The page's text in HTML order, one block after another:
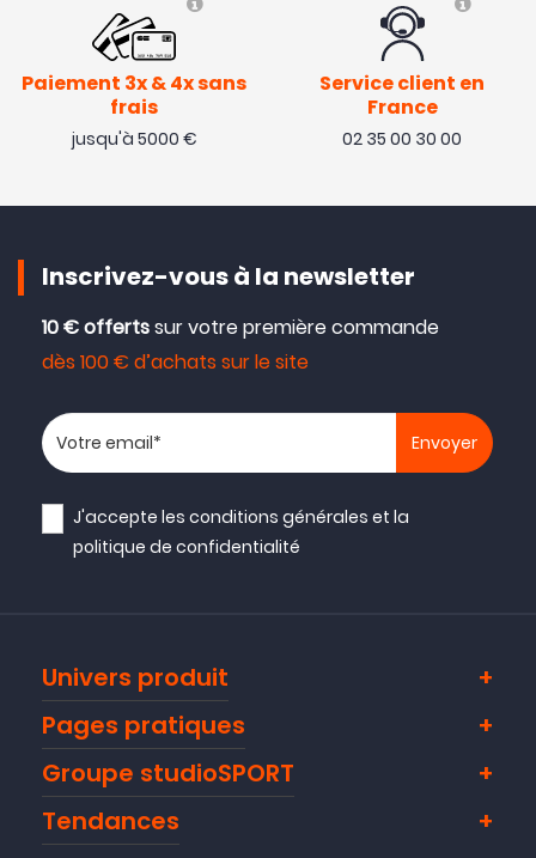
Paiement 3x & 4x sans
frais
jusqu'à 5000 €
Service client en
France
02 35 00 30 00
Inscrivez-vous à la newsletter
10 € offertssur votre première commande
dès 100 € d’achats sur le site
Votre adresse email
J'accepte lesconditions générales et la
politique de confidentialité
Univers produit
Pages pratiques
Groupe studioSPORT
Tendances